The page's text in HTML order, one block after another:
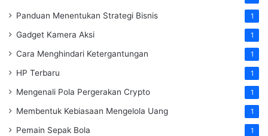
Panduan Menentukan Strategi Bisnis 1
Gadget Kamera Aksi 1
Cara Menghindari Ketergantungan 1
HP Terbaru 1
Mengenali Pola Pergerakan Crypto 1
Membentuk Kebiasaan Mengelola Uang 1
Pemain Sepak Bola 1